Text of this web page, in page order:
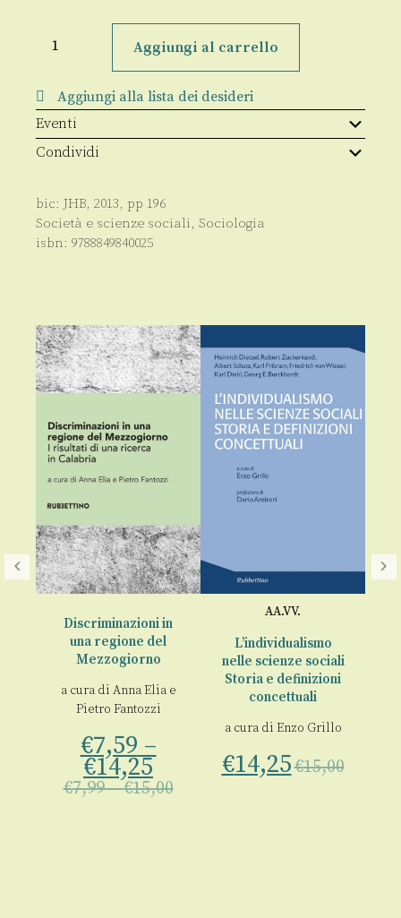
globale
quantità
Aggiungi al carrello
Aggiungi alla lista dei desideri
Eventi
Condividi
bic: JHB, 2013, pp 196
Società e scienze sociali, Sociologia
isbn: 9788849840025
Discriminazioni in
una regione del
Mezzogiorno
a cura di Anna Eliae
Pietro Fantozzi
€7,59 –
€14,25
€7,99–€15,00
AA.VV.
L’individualismo
nelle scienze sociali
Storia e definizioni
concettuali
a cura di Enzo Grillo
€14,25€15,00